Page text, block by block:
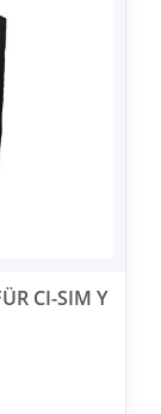
CI-SIM Y